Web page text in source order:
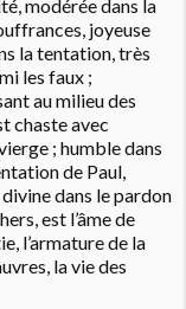
modérée dans la
joyeuse
la tentation, très
les faux ;
au milieu des
chaste avec
; humble dans
de Paul,
dans le pardon
est l’âme de
l’armature de la
la vie des